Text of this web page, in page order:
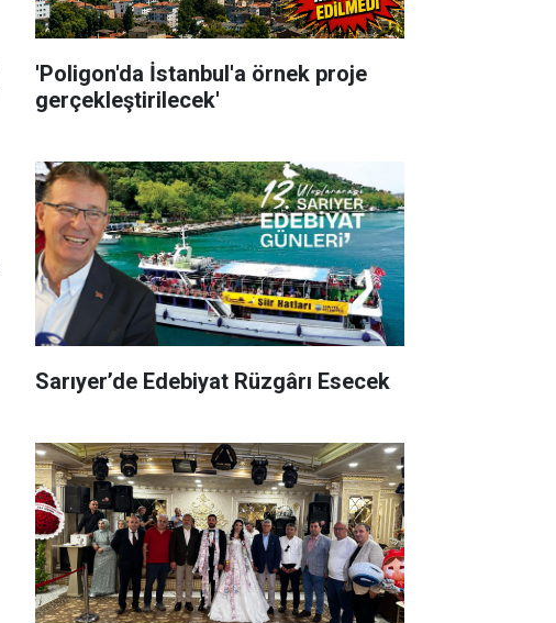
'Poligon'da İstanbul'a örnek proje
gerçekleştirilecek'
Sarıyer’de Edebiyat Rüzgârı Esecek